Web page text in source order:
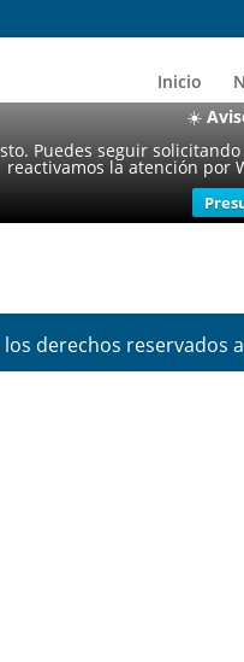
☀️
Puedes seguir
reactivamos la atención por
Inicio
derechos reservados a